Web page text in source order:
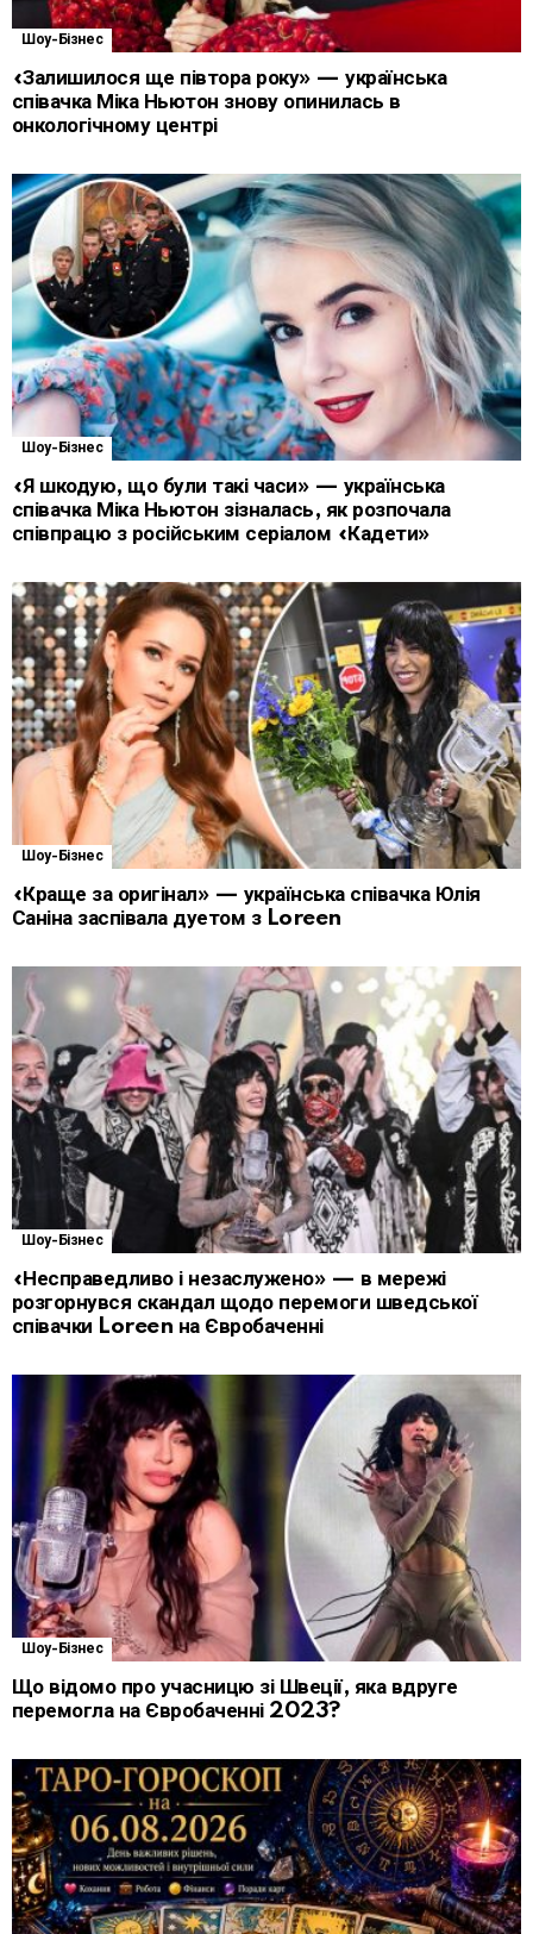
Шоу-Бізнес
«Залишилося ще півтора року» — українська
співачка Міка Ньютон знову опинилась в
онкологічному центрі
Шоу-Бізнес
«Я шкодую, що були такі часи» — українська
співачка Міка Ньютон зізналась, як розпочала
співпрацю з російським серіалом «Кадети»
Шоу-Бізнес
«Краще за оригінал» — українська співачка Юлія
Саніна заспівала дуетом з Loreen
Шоу-Бізнес
«Несправедливо і незаслужено» — в мережі
розгорнувся скандал щодо перемоги шведської
співачки Loreen на Євробаченні
Шоу-Бізнес
Що відомо про учасницю зі Швеції, яка вдруге
перемогла на Євробаченні 2023?